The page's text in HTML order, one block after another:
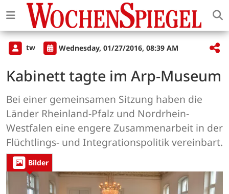
tw Wednesday, 01/27/2016, 08:39 AM
Kabinett tagte im Arp-Museum
Bei einer gemeinsamen Sitzung haben die
Länder Rheinland-Pfalz und Nordrhein-
Westfalen eine engere Zusammenarbeit in der
Flüchtlings- und Integrationspolitik vereinbart.
Bilder